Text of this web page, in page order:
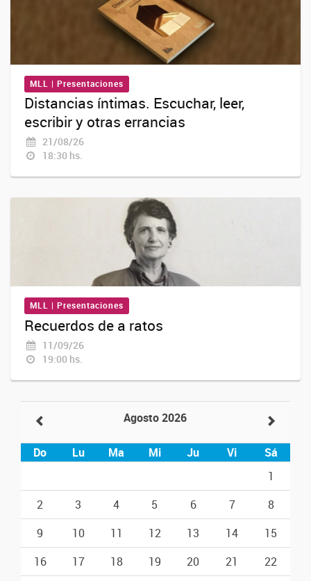
MLL | Presentaciones
Distancias íntimas. Escuchar, leer,
escribir y otras errancias
21/08/26
18:30 hs.
MLL | Presentaciones
Recuerdos de a ratos
11/09/26
19:00 hs.
Agosto 2026
Do Lu Ma Mi Ju Vi
Sá
1
2
3 4 5 6 7
8
9
10 11 12 13 14
15
16
17 18 19 20 21
22